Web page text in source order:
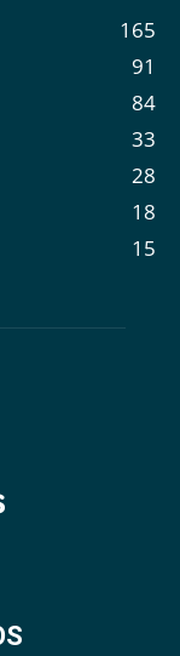
165
91
84
33
28
18
15